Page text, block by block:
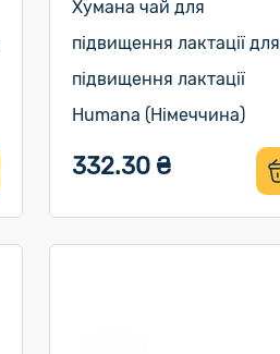
Хумана чай для
підвищення лактації для
підвищення лактації
Humana (Німеччина)
332.30 ₴